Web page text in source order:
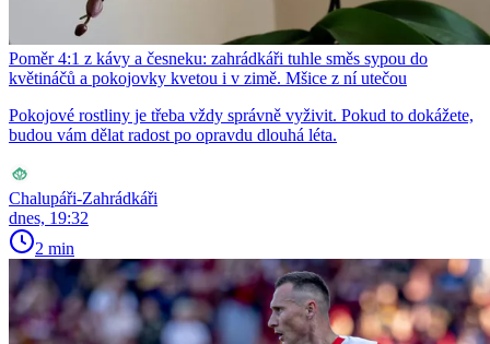
Poměr 4:1 z kávy a česneku: zahrádkáři tuhle směs sypou do
květináčů a pokojovky kvetou i v zimě. Mšice z ní utečou
Pokojové rostliny je třeba vždy správně vyživit. Pokud to dokážete,
budou vám dělat radost po opravdu dlouhá léta.
Chalupáři-Zahrádkáři
dnes, 19:32
2 min